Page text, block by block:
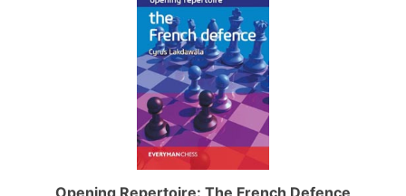
Opening Repertoire: The French Defence